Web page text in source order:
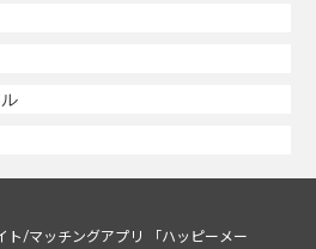
ト/マッチングアプリ 「ハッピーメー